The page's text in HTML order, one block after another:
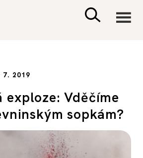
PSYCHOLOGIE
RODINA A DĚTI
7. 2019
exploze: Vděčíme
sopkám?